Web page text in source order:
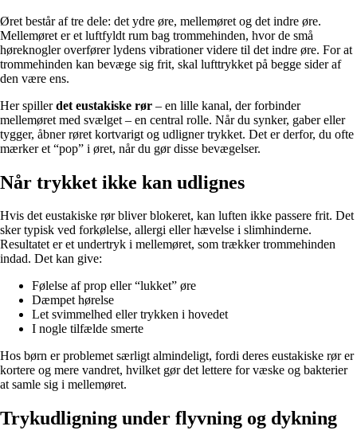
Øret består af tre dele: det ydre øre, mellemøret og det indre øre.
Mellemøret er et luftfyldt rum bag trommehinden, hvor de små
høreknogler overfører lydens vibrationer videre til det indre øre. For at
trommehinden kan bevæge sig frit, skal lufttrykket på begge sider af
den være ens.
Her spillerdet eustakiske rør – en lille kanal, der forbinder
mellemøret med svælget – en central rolle. Når du synker, gaber eller
tygger, åbner røret kortvarigt og udligner trykket. Det er derfor, du ofte
mærker et “pop” i øret, når du gør disse bevægelser.
Når trykket ikke kan udlignes
Hvis det eustakiske rør bliver blokeret, kan luften ikke passere frit. Det
sker typisk ved forkølelse, allergi eller hævelse i slimhinderne.
Resultatet er et undertryk i mellemøret, som trækker trommehinden
indad. Det kan give:
Følelse af prop eller “lukket” øre
Dæmpet hørelse
Let svimmelhed eller trykken i hovedet
I nogle tilfælde smerte
Hos børn er problemet særligt almindeligt, fordi deres eustakiske rør er
kortere og mere vandret, hvilket gør det lettere for væske og bakterier
at samle sig i mellemøret.
Trykudligning under flyvning og dykning